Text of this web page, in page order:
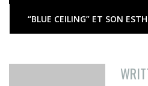
“BLUE CEILING” ET SON